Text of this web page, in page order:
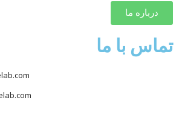
درباره ما
تماس با ما